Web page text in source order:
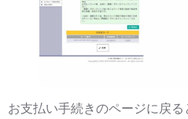
お支払い手続きのページに戻